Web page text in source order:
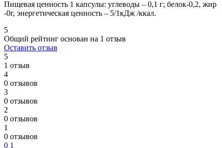
Пищевая ценность 1 капсулы: углеводы – 0,1 г; белок-0,2, жир
-0г, энергетическая ценность – 5/1кДж /ккал.
5
Общий рейтинг основан на 1 отзыв
Оставить отзыв
5
1 отзыв
4
0 отзывов
3
0 отзывов
2
0 отзывов
1
0 отзывов
0 1